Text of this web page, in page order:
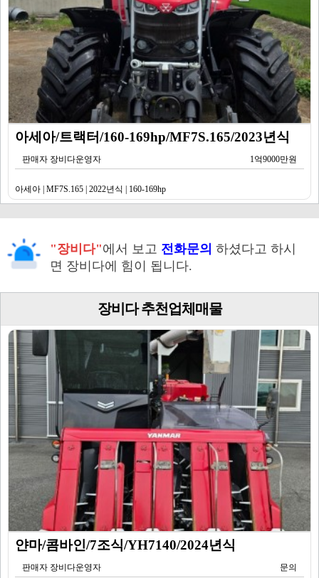
아세아/트랙터/160-169hp/MF7S.165/2023년식
판매자 장비다운영자 1억9000만원
아세아 | MF7S.165 | 2022년식 | 160-169hp
"장비다"에서 보고 전화문의 하셨다고 하시
면 장비다에 힘이 됩니다.
장비다 추천업체매물
얀마/콤바인/7조식/YH7140/2024년식
판매자 장비다운영자 문의